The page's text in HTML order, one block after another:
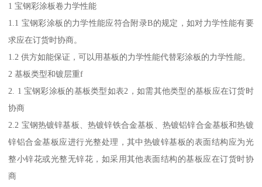
1 宝钢彩涂板卷力学性能
1.1 宝钢彩涂板的力学性能应符合附录B的规定，如对力学性能有要
求应在订货时协商。
1.2 供方如能保证，可以用基板的力学性能代替彩涂板的力学性能。
2 基板类型和镀层重f
2. 1 宝钢彩涂板的基板类型如表2，如需其他类型的基板应在订货时
协商
2.2 宝钢热镀锌基板、热镀锌铁合金基板、热镀铝锌合金基板和热镀
锌铝合金基板应进行光整处理，其中热镀锌基板的表面结构应为光
整小锌花或光整无锌花，如采用其他表面结构的基板应在订货时协
商